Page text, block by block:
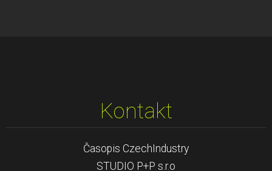
Kontakt
Časopis CzechIndustry
STUDIO P+P s.r.o